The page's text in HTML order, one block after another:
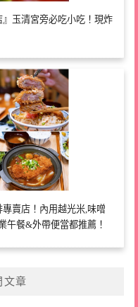
玉清宮旁必吃小吃！現炸
賣店！內用越光米,味噌
午餐&外帶便當都推薦！
文章